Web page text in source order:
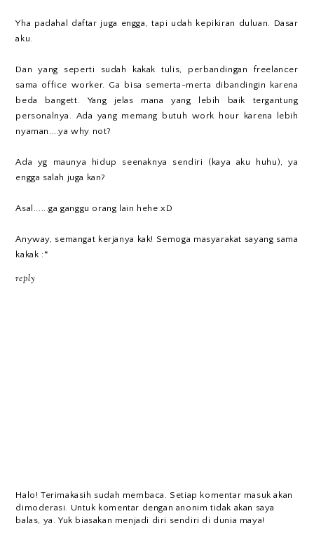
Yha padahal daftar juga engga, tapi udah kepikiran duluan. Dasar
aku.
Dan yang seperti sudah kakak tulis, perbandingan freelancer
sama office worker. Ga bisa semerta-merta dibandingin karena
beda bangett. Yang jelas mana yang lebih baik tergantung
personalnya. Ada yang memang butuh work hour karena lebih
nyaman....ya why not?
Ada yg maunya hidup seenaknya sendiri (kaya aku huhu), ya
engga salah juga kan?
Asal......ga ganggu orang lain hehe xD
Anyway, semangat kerjanya kak! Semoga masyarakat sayang sama
kakak :*
reply
Halo! Terimakasih sudah membaca. Setiap komentar masuk akan
dimoderasi. Untuk komentar dengan anonim tidak akan saya
balas, ya. Yuk biasakan menjadi diri sendiri di dunia maya!